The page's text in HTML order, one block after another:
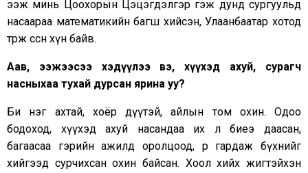
ээж минь Цоохорын Цэцэгдэлгэр гэж дунд сургуульд
насаараа математикийн багш хийсэн, Улаанбаатар хотод
төрж өссөн хүн байв.
Аав, ээжээсээ хэдүүлээ вэ, хүүхэд ахуй, сурагч
насныхаа тухай дурсан ярина уу?
Би нэг ахтай, хоёр дүүтэй, айлын том охин. Одоо
бодоход, хүүхэд ахуй насандаа их л биеэ даасан,
багаасаа гэрийн ажилд оролцоод, өөрөө гардаж бүхнийг
хийгээд сурчихсан охин байсан. Хоол хийх жигтэйхэн